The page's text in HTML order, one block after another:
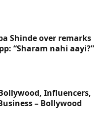
Shinde over remarks
“Sharam nahi aayi?”
Influencers,
– Bollywood